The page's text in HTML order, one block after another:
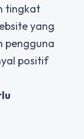
tingkat
yang
pengguna
positif